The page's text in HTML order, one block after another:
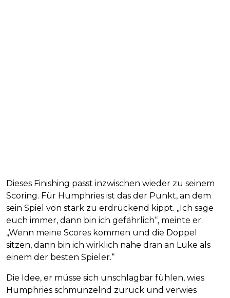
Dieses Finishing passt inzwischen wieder zu seinem
Scoring. Für Humphries ist das der Punkt, an dem
sein Spiel von stark zu erdrückend kippt. „Ich sage
euch immer, dann bin ich gefährlich“, meinte er.
„Wenn meine Scores kommen und die Doppel
sitzen, dann bin ich wirklich nahe dran an Luke als
einem der besten Spieler.“
Die Idee, er müsse sich unschlagbar fühlen, wies
Humphries schmunzelnd zurück und verwies